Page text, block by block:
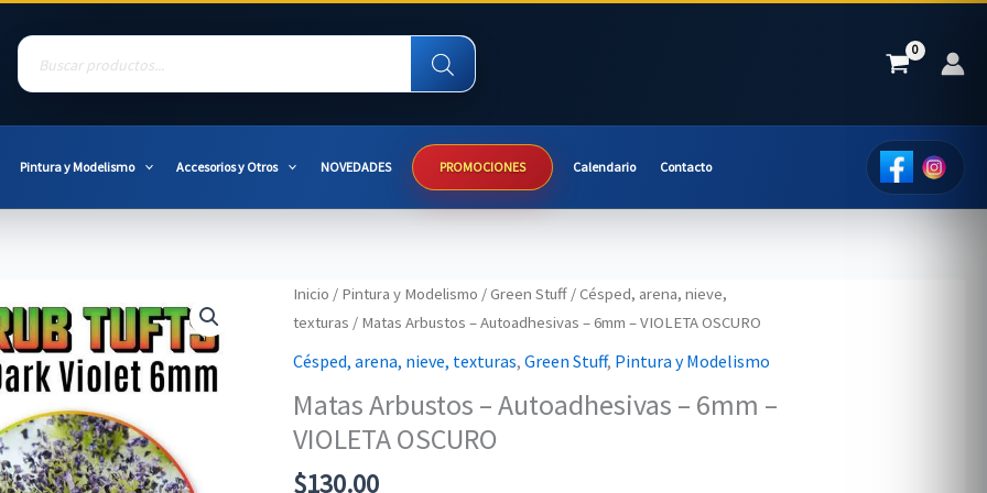
Products
search
Pintura y Modelismo Accesorios y Otros NOVEDADES PROMOCIONES Calendario Contacto
Inicio / Pintura y Modelismo /Green Stuff/Césped, arena, nieve,
texturas / Matas Arbustos – Autoadhesivas – 6mm – VIOLETA OSCURO
Césped, arena, nieve, texturas, Green Stuff, Pintura y Modelismo
Matas Arbustos – Autoadhesivas – 6mm –
VIOLETA OSCURO
$130.00